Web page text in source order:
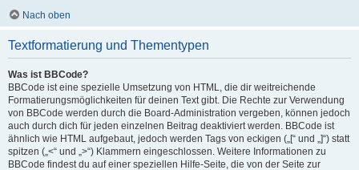
Nach oben
Textformatierung und Thementypen
Was ist BBCode?
BBCode ist eine spezielle Umsetzung von HTML, die dir weitreichende
Formatierungsmöglichkeiten für deinen Text gibt. Die Rechte zur Verwendung
von BBCode werden durch die Board-Administration vergeben, können jedoch
auch durch dich für jeden einzelnen Beitrag deaktiviert werden. BBCode ist
ähnlich wie HTML aufgebaut, jedoch werden Tags von eckigen („[“ und „]“) statt
spitzen („<“ und „>“) Klammern eingeschlossen. Weitere Informationen zu
BBCode findest du auf einer speziellen Hilfe-Seite, die von der Seite zur